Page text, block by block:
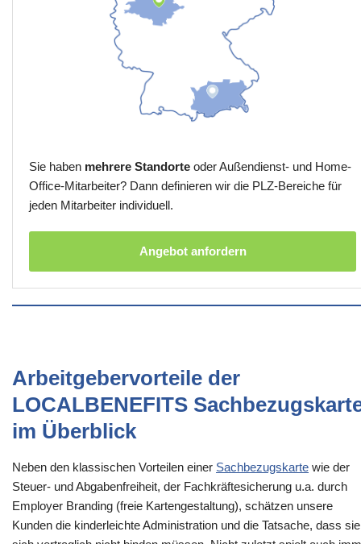
Sie haben mehrere Standorte oder Außendienst- und Home-
Office-Mitarbeiter? Dann definieren wir die PLZ-Bereiche für
jeden Mitarbeiter individuell.
Angebot anfordern
Arbeitgebervorteile der
LOCALBENEFITS
im Überblick
Neben den klassischen Vorteilen einer Sachbezugskarte wie der
Steuer- und Abgabenfreiheit, der Fachkräftesicherung u.a. durch
Employer Branding (freie Kartengestaltung), schätzen unsere
Kunden die kinderleichte Administration und die Tatsache, dass sie